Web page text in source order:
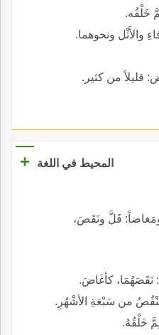
خَلْقُه.
والأَثْل ونحوهما.
قليلاً من كثير.
المحيط في اللغة
+
قَلَّ ونَقَصَ،
نَقَصَهُمَا، كأغَاضَ.
من سَبْعَةِ الأشْهُرِ.
خَلْقُهُ.